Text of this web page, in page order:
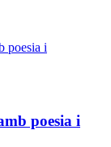
poesia i